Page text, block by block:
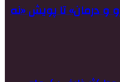
و درمان» تا پویش «نه